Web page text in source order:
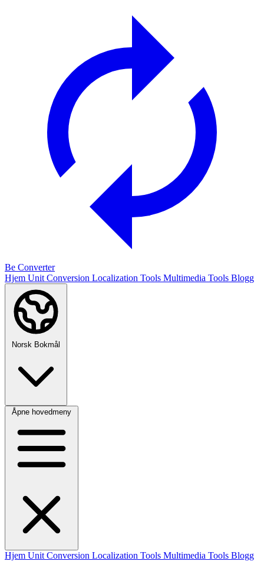
Be Converter
Hjem Unit Conversion Localization Tools Multimedia Tools Blogg
Norsk Bokmål
Åpne hovedmeny
Hjem Unit Conversion Localization Tools Multimedia Tools Blogg